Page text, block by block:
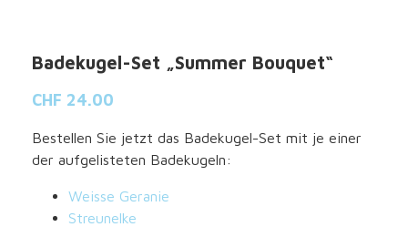
Badekugel-Set „Summer Bouquet“
CHF 24.00
Bestellen Sie jetzt das Badekugel-Set mit je einer
der aufgelisteten Badekugeln:
Weisse Geranie
Streunelke